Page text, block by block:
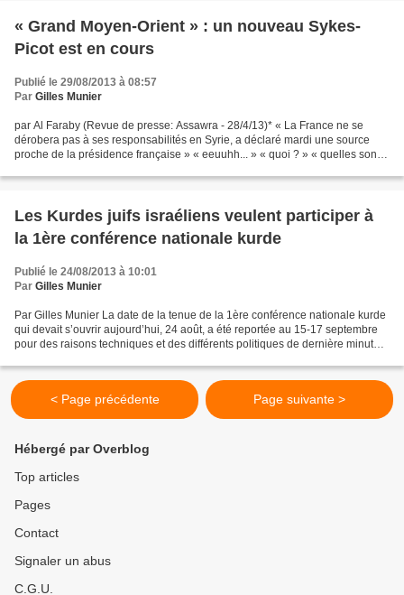
« Grand Moyen-Orient » : un nouveau Sykes-
Picot est en cours
Publié le 29/08/2013 à 08:57
Par Gilles Munier
par Al Faraby (Revue de presse: Assawra - 28/4/13)* « La France ne se
dérobera pas à ses responsabilités en Syrie, a déclaré mardi une source
proche de la présidence française » « eeuuhh... » « quoi ? » « quelles sont
Les Kurdes juifs israéliens veulent participer à
la 1ère conférence nationale kurde
Publié le 24/08/2013 à 10:01
Par Gilles Munier
Par Gilles Munier La date de la tenue de la 1ère conférence nationale kurde
qui devait s’ouvrir aujourd’hui, 24 août, a été reportée au 15-17 septembre
pour des raisons techniques et des différents politiques de dernière minute,
< Page précédente Page suivante >
Hébergé par Overblog
Top articles
Pages
Contact
Signaler un abus
C.G.U.